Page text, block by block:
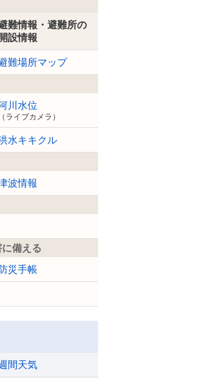
難情報・避難所の
開設情報
難場所マップ
川水位
（ライブカメラ）
水キキクル
波情報
備える
災手帳
間天気